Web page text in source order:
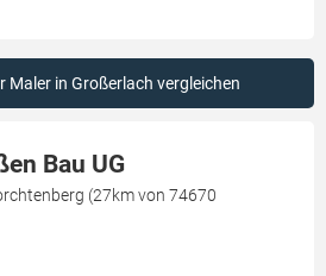
Maler in Großerlach vergleichen
Bau UG
(27km von 74670